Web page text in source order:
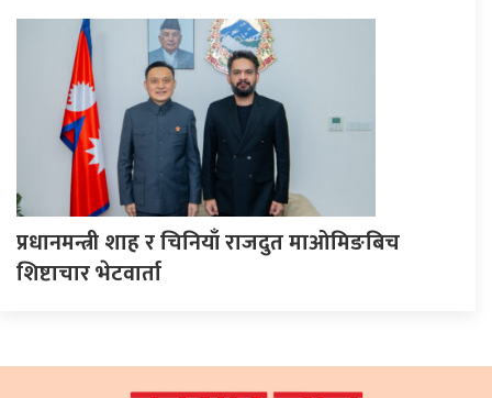
प्रधानमन्त्री शाह र चिनियाँ राजदुत माओमिङबिच
शिष्टाचार भेटवार्ता